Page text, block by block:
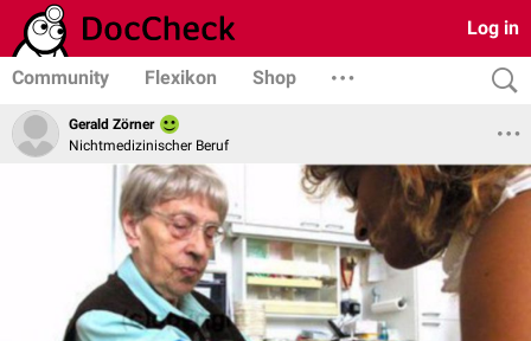
Log in
Community Flexikon Shop
Gerald Zörner
Nichtmedizinischer Beruf